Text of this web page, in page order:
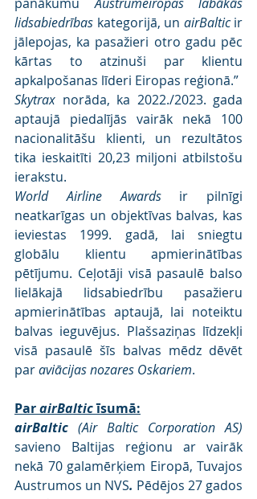
lidsabiedrības kategorijā, un airBaltic ir
jālepojas, ka pasažieri otro gadu pēc
kārtas to atzinuši par klientu
apkalpošanas līderi Eiropas reģionā.”
Skytrax norāda, ka 2022./2023. gada
aptaujā piedalījās vairāk nekā 100
nacionalitāšu klienti, un rezultātos
tika ieskaitīti 20,23 miljoni atbilstošu
ierakstu.
World Airline Awards ir pilnīgi
neatkarīgas un objektīvas balvas, kas
ieviestas 1999. gadā, lai sniegtu
globālu klientu apmierinātības
pētījumu. Ceļotāji visā pasaulē balso
lielākajā lidsabiedrību pasažieru
apmierinātības aptaujā, lai noteiktu
balvas ieguvējus. Plašsaziņas līdzekļi
visā pasaulē šīs balvas mēdz dēvēt
par aviācijas nozares Oskariem.
Par airBaltic īsumā:
airBaltic (Air Baltic Corporation AS)
savieno Baltijas reģionu ar vairāk
nekā 70 galamērķiem Eiropā, Tuvajos
Austrumos un NVS.